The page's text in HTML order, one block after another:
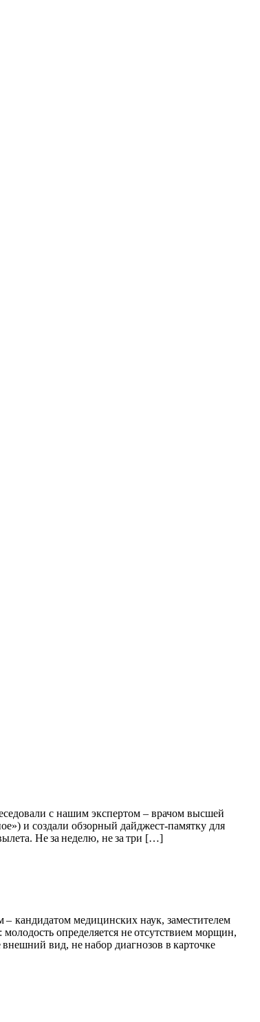
с нашим экспертом – врачом высшей
и создали обзорный дайджест-памятку для
Не за неделю, не за три […]
кандидатом медицинских наук, заместителем
определяется не отсутствием морщин,
вид, не набор диагнозов в карточке